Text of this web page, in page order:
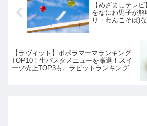
【めざましテレ
をなにわ男子が
り・わんこそば)
【ラヴィット】ポポラマーマランキング
TOP10！生パスタメニューを厳選！スイ
ーツ売上TOP3も。ラビットランキング｜